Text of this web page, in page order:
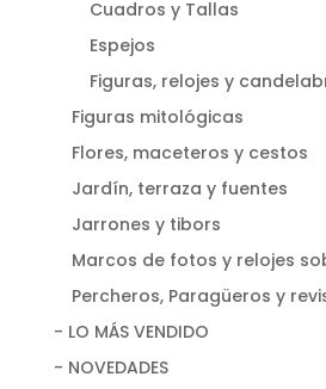
Cuadros y Tallas
Espejos
Figuras, relojes y
Figuras mitológicas
Flores, maceteros y cestos
Jardín, terraza y fuentes
Jarrones y tibors
Marcos de fotos y relojes
Percheros, Paragüeros y
- LO MÁS VENDIDO
- NOVEDADES